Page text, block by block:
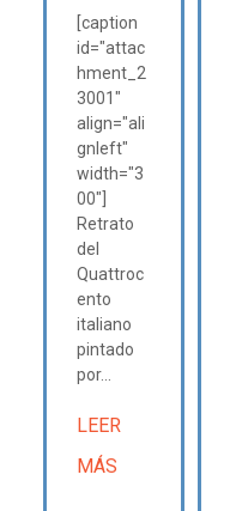
[caption
id="attac
hment_2
3001"
align="ali
gnleft"
width="3
00"]
Retrato
del
Quattroc
ento
italiano
pintado
por...
LEER
MÁS